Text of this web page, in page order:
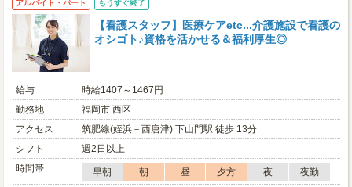
アルバイト・パート もうすぐ終了
【看護スタッフ】医療ケアetc...介護施設で看護の
オシゴト♪資格を活かせる＆福利厚生◎
給与
時給1407～1467円
勤務地
福岡市 西区
アクセス
筑肥線(姪浜－西唐津) 下山門駅 徒歩 13分
シフト
週2日以上
時間帯
早朝 朝 昼 夕方 夜
夜勤